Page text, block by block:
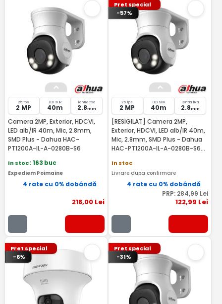
25 fps
2 MP
LED si IR
40m
lentila fixa
2.8mm
Camera 2MP, Exterior, HDCVI,
LED alb/IR 40m, Mic, 2.8mm,
SMD Plus - Dahua HAC-
PT1200A-IL-A-0280B-S6
In stoc: 163 buc
Expediem Poimaine
4 rate cu 0% dobândă
218,00Lei
Pret special
-57%
25 fps
2 MP
LED si IR
40m
lentila fixa
2.8mm
[RESIGILAT] Camera 2MP,
Exterior, HDCVI, LED alb/IR 40m,
Mic, 2.8mm, SMD Plus - Dahua
HAC-PT1200A-IL-A-0280B-S6-
In stoc
Livrare dupa confirmare
4 rate cu 0% dobândă
PRP: 284,99 Lei
122,99 Lei
Pret special
-6%
Pret special
-31%